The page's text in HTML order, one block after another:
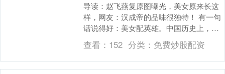
导读：赵飞燕复原图曝光，美女原来长这
样，网友：汉成帝的品味很独特！ 有一句
话说得好：美女配英雄。中国历史上，无
数英勇的英雄好汉与绝世美女交织成一幅
幅动人的画面。....
查看： 152 分类： 免费炒股配资